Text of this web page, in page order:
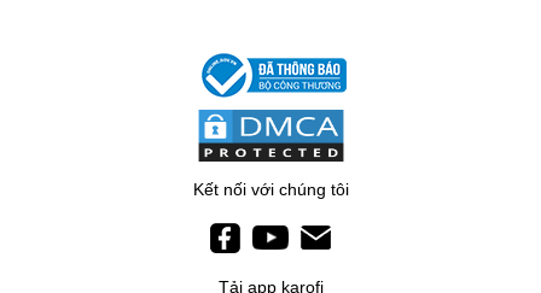
Kết nối với chúng tôi
Tải app karofi